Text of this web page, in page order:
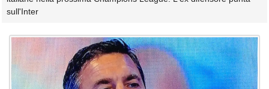
sull'Inter